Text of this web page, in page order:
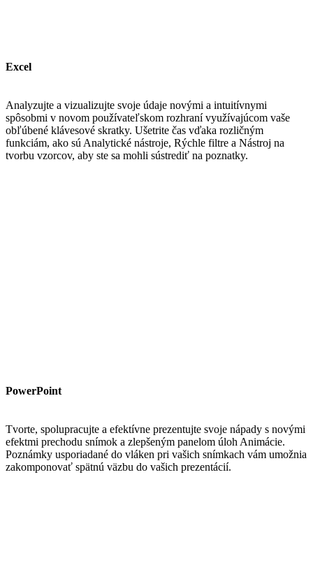
Excel
Analyzujte a vizualizujte svoje údaje novými a intuitívnymi
spôsobmi v novom používateľskom rozhraní využívajúcom vaše
obľúbené klávesové skratky. Ušetrite čas vďaka rozličným
funkciám, ako sú Analytické nástroje, Rýchle filtre a Nástroj na
tvorbu vzorcov, aby ste sa mohli sústrediť na poznatky.
PowerPoint
Tvorte, spolupracujte a efektívne prezentujte svoje nápady s novými
efektmi prechodu snímok a zlepšeným panelom úloh Animácie.
Poznámky usporiadané do vláken pri vašich snímkach vám umožnia
zakomponovať spätnú väzbu do vašich prezentácií.